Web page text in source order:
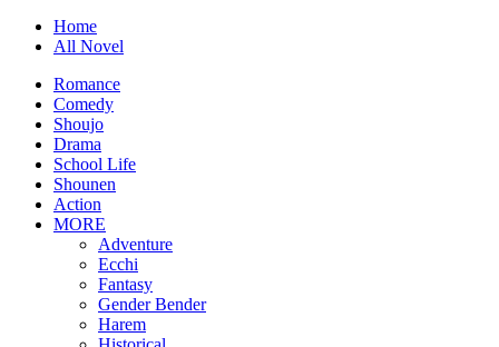
Home
All Novel
Romance
Comedy
Shoujo
Drama
School Life
Shounen
Action
MORE
Adventure
Ecchi
Fantasy
Gender Bender
Harem